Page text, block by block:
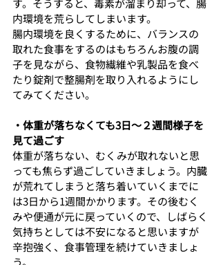
内環境を荒らしてしまいます。
腸内環境を良くするために、バランスの
取れた食事をするのはもちろんお腹の調
子を見ながら、食物繊維や乳製品を食べ
たり錠剤で整腸剤を取り入れるようにし
てみてください。
・体重が落ちなくても3日〜２週間様子を
見て過ごす
体重が落ちない、むくみが取れないと思
っても焦らず過ごしていきましょう。内臓
が荒れてしまうと落ち着いていくまでに
は3日から1週間かかります。その後むく
みや便通が元に戻っていくので、しばらく
気持ちとしては不安になると思いますが
辛抱強く、食事管理を続けていきましょ
う。